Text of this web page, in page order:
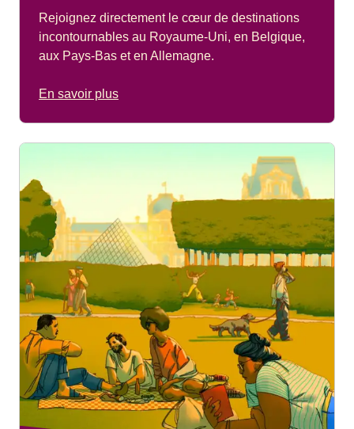
Rejoignez directement le cœur de destinations
incontournables au Royaume-Uni, en Belgique,
aux Pays-Bas et en Allemagne.
En savoir plus